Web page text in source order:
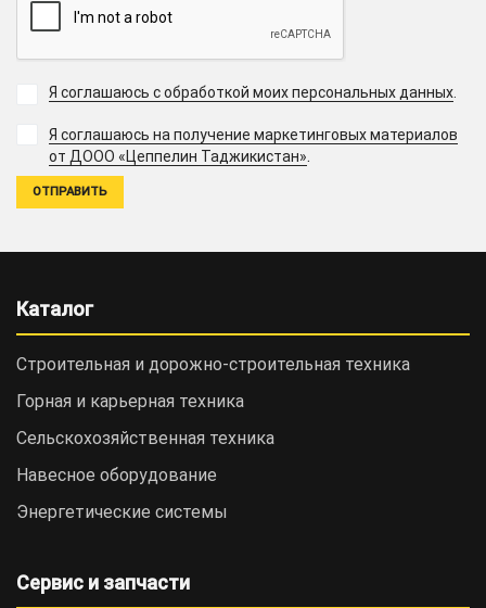
Я соглашаюсь с обработкой моих персональных данных.
Я соглашаюсь на получение маркетинговых материалов
от ДООО «Цеппелин Таджикистан».
Каталог
Строительная и дорожно-cтроительная техника
Горная и карьерная техника
Сельскохозяйственная техника
Навесное оборудование
Энергетические системы
Сервис и запчасти